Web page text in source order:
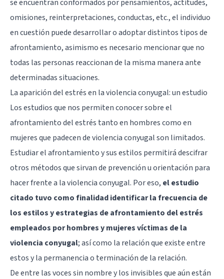
se encuentran conformados por pensamientos, actitudes,
omisiones, reinterpretaciones, conductas, etc., el individuo
en cuestión puede desarrollar o adoptar distintos tipos de
afrontamiento, asimismo es necesario mencionar que no
todas las personas reaccionan de la misma manera ante
determinadas situaciones.
La aparición del estrés en la violencia conyugal: un estudio
Los estudios que nos permiten conocer sobre el
afrontamiento del estrés tanto en hombres como en
mujeres que padecen de violencia conyugal son limitados.
Estudiar el afrontamiento y sus estilos permitirá descifrar
otros métodos que sirvan de prevención u orientación para
hacer frente a la violencia conyugal. Por eso, el estudio
citado tuvo como finalidad identificar la frecuencia de
los estilos y estrategias de afrontamiento del estrés
empleados por hombres y mujeres víctimas de la
violencia conyugal; así como la relación que existe entre
estos y la permanencia o terminación de la relación.
De entre las voces sin nombre y los invisibles que aún están